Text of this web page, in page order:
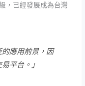
，已經發展成為台灣
的應用前景，因
平台。」